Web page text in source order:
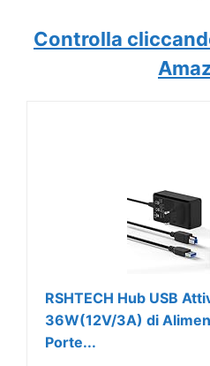
Controlla
RSHTECH Hub USB
36W(12V/3A) di
Porte...